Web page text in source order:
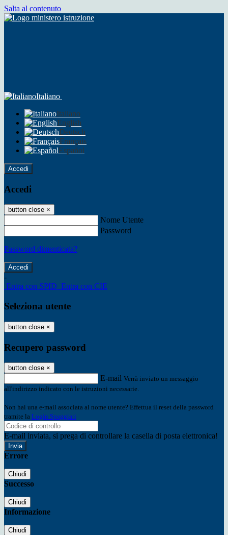
Salta al contenuto
Italiano
Italiano
English
Deutsch
Français
Español
Accedi
Accedi
button close ×
Nome Utente
Password
Password dimenticata?
-
Entra con SPID Entra con CIE
Seleziona utente
button close ×
Recupero password
button close ×
E-mail Verrà inviato un messaggio
all'indirizzo indicato con le istruzioni necessarie.
Non hai una e-mail associata al nome utente? Effettua il reset della password
tramite la Login Spaggiari
E-mail inviata, si prega di controllare la casella di posta elettronica!
Errore
Chiudi
Successo
Chiudi
Informazione
Chiudi